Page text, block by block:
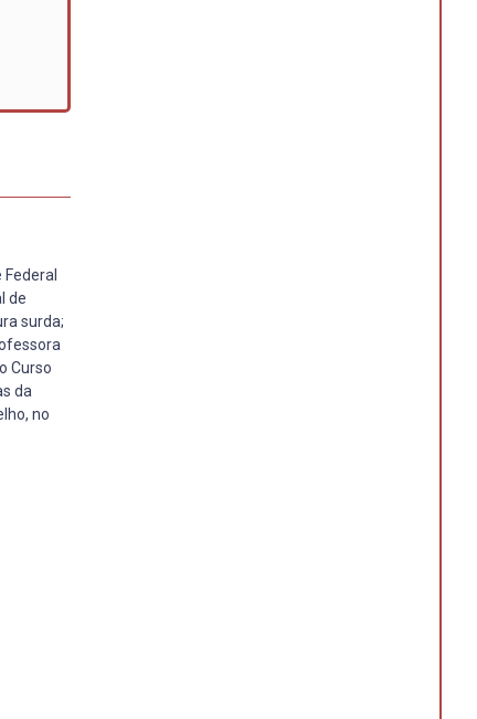
Federal
de
surda;
Curso
da
no